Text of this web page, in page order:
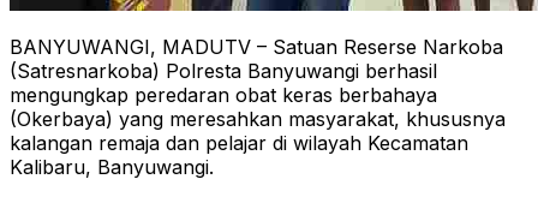
BANYUWANGI, MADUTV – Satuan Reserse Narkoba
(Satresnarkoba) Polresta Banyuwangi berhasil
mengungkap peredaran obat keras berbahaya
(Okerbaya) yang meresahkan masyarakat, khususnya
kalangan remaja dan pelajar di wilayah Kecamatan
Kalibaru, Banyuwangi.